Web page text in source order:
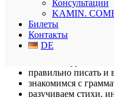
Консультации
KAMIN.
Билеты
Контакты
DE
Занятия проходят в
атмосфере.
Мы учимся:
правильно писать и
знакомимся с
разучиваем стихи,